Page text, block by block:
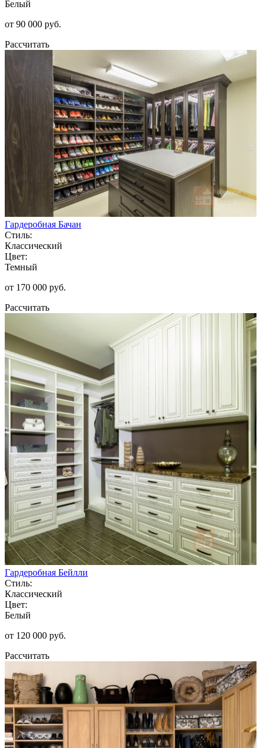
Белый
от 90 000 руб.
Рассчитать
Гардеробная Бачан
Стиль:
Классический
Цвет:
Темный
от 170 000 руб.
Рассчитать
Гардеробная Бейлли
Стиль:
Классический
Цвет:
Белый
от 120 000 руб.
Рассчитать